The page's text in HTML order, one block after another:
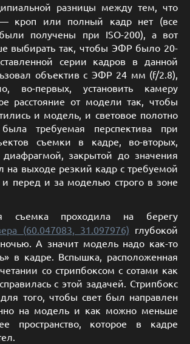
разницы между тем, что
— кроп или полный кадр нет (все
получены при ISO-200), а вот
выбирать так, чтобы ЭФР было 20-
серии кадров в данной
объектив с ЭФР 24 мм (f/2.8),
во-первых, установить камеру
расстояние от модели так, чтобы
и модель, и световое полотно
требуемая перспектива при
съемки в кадре, во-вторых,
закрытой до значения
на выходе резкий кадр с требуемой
перед и за моделью строго в зоне
съемка проходила на берегу
(60.047083, 31.097976) глубокой
А значит модель надо как-то
в кадре. Вспышка, расположенная
со стрипбоксом с сотами как
с этой задачей. Стрипбокс
того, чтобы свет был направлен
на модель и как можно меньше
пространство, которое в кадре